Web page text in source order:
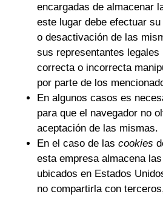
encargadas de almacenar
este lugar debe efectuar
o desactivación de las
sus representantes legales
correcta o incorrecta
por parte de los
En algunos casos es
para que el navegador no
aceptación de las mismas.
En el caso de las cookies
esta empresa almacena las
ubicados en Estados
no compartirla con